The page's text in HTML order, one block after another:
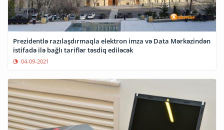
Prezidentlə razılaşdırmaqla elektron imza və Data Mərkəzindən
istifadə ilə bağlı tariflər təsdiq ediləcək
04-09-2021